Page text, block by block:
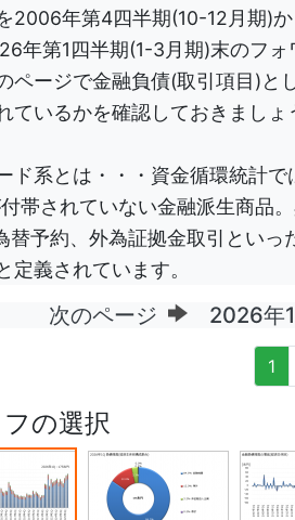
2006年第4四半期(10-12月期)
年第1四半期(1-3月期)末のフ
ページで金融負債(取引項目)と
ているかを確認しておきましょ
ド系とは・・・資金循環統計
帯されていない金融派生商品
替予約、外為証拠金取引とい
定義されています。
次のページ 2026年
1
の選択